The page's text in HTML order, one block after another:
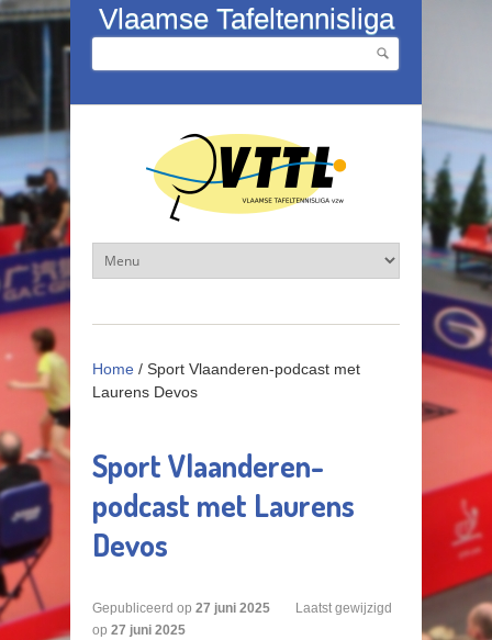
Overslaan en naar de inhoud gaan
Vlaamse Tafeltennisliga
Zoekveld
Home / Sport Vlaanderen-podcast met
Laurens Devos
Sport Vlaanderen-
podcast met Laurens
Devos
Gepubliceerd op 27 juni 2025
Laatst gewijzigd
op 27 juni 2025